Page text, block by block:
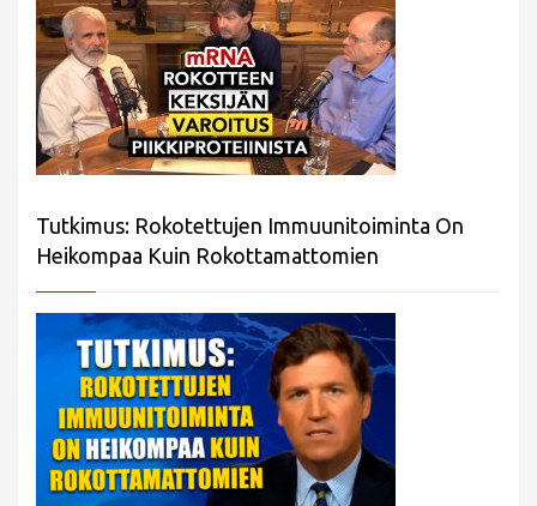
Tutkimus: Rokotettujen Immuunitoiminta On
Heikompaa Kuin Rokottamattomien